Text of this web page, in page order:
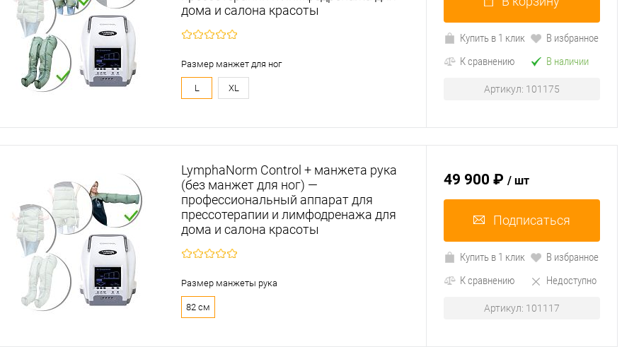
дома и салона красоты
Размер манжет для ног
L XL
Купить в 1 клик
В избранное
К сравнению
В наличии
Артикул: 101175
LymphaNorm Control + манжета рука
(без манжет для ног) —
профессиональный аппарат для
прессотерапии и лимфодренажа для
дома и салона красоты
Размер манжеты рука
82 см
49 900 ₽ / шт
Подписаться
Купить в 1 клик
В избранное
К сравнению
Недоступно
Артикул: 101117